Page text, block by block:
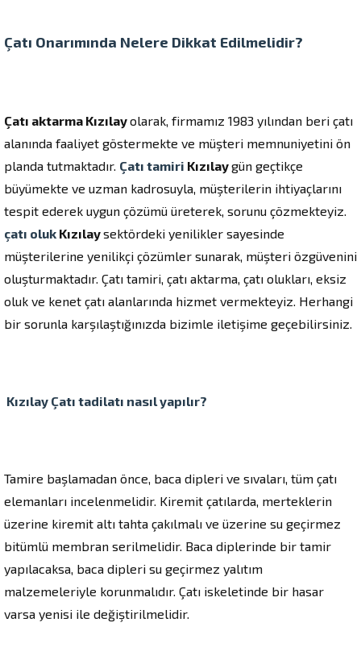
Çatı Onarımında Nelere Dikkat Edilmelidir?
Çatı aktarma Kızılayolarak, firmamız 1983 yılından beri çatı
alanında faaliyet göstermekte ve müşteri memnuniyetini ön
planda tutmaktadır. Çatı tamiri Kızılaygün geçtikçe
büyümekte ve uzman kadrosuyla, müşterilerin ihtiyaçlarını
tespit ederek uygun çözümü üreterek, sorunu çözmekteyiz.
çatı oluk Kızılaysektördeki yenilikler sayesinde
müşterilerine yenilikçi çözümler sunarak, müşteri özgüvenini
oluşturmaktadır. Çatı tamiri, çatı aktarma, çatı olukları, eksiz
oluk ve kenet çatı alanlarında hizmet vermekteyiz. Herhangi
bir sorunla karşılaştığınızda bizimle iletişime geçebilirsiniz.
Kızılay Çatı tadilatı nasıl yapılır?
Tamire başlamadan önce, baca dipleri ve sıvaları, tüm çatı
elemanları incelenmelidir. Kiremit çatılarda, merteklerin
üzerine kiremit altı tahta çakılmalı ve üzerine su geçirmez
bitümlü membran serilmelidir. Baca diplerinde bir tamir
yapılacaksa, baca dipleri su geçirmez yalıtım
malzemeleriyle korunmalıdır. Çatı iskeletinde bir hasar
varsa yenisi ile değiştirilmelidir.